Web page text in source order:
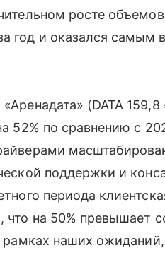
росте объемов
год и оказался самым
(DATA
52% по сравнению с
поддержки и
периода
что на 50% превышает
рамках наших